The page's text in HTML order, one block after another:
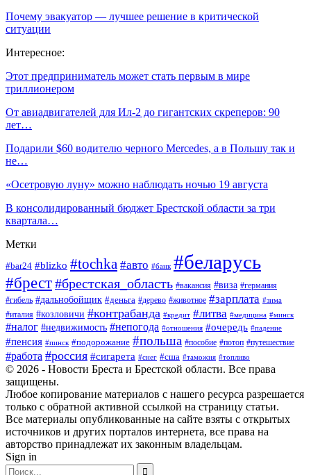
Почему эвакуатор — лучшее решение в критической
ситуации
Интересное:
Этот предприниматель может стать первым в мире
триллионером
От авиадвигателей для Ил-2 до гигантских скреперов: 90
лет…
Подарили $60 водителю черного Mercedes, а в Польшу так и
не…
«Осетровую луну» можно наблюдать ночью 19 августа
В консолидированный бюджет Брестской области за три
квартала…
Метки
#bar24 #blizko #tochka #авто #банк #беларусь
#брест#брестская_область #вакансия #виза #германия
#гибель #дальнобойщик #деньга #дерево #животное #зарплата #зима
#италия #козловичи #контрабанда #кредит #литва #медицина #минск
#налог #недвижимость #непогода #отношения #очередь #падение
#пенсия #пинск #подорожание #польша #пособие #потоп #путешествие
#работа #россия #сигарета #снег #сша #таможня #топливо
© 2026 - Новости Бреста и Брестской области. Все права
защищены.
Любое копирование материалов с нашего ресурса разрешается
только с обратной активной ссылкой на страницу статьи.
Все материалы опубликованные на сайте взяты с открытых
источников и других порталов интернета, все права на
авторство принадлежат их законным владельцам.
Sign in